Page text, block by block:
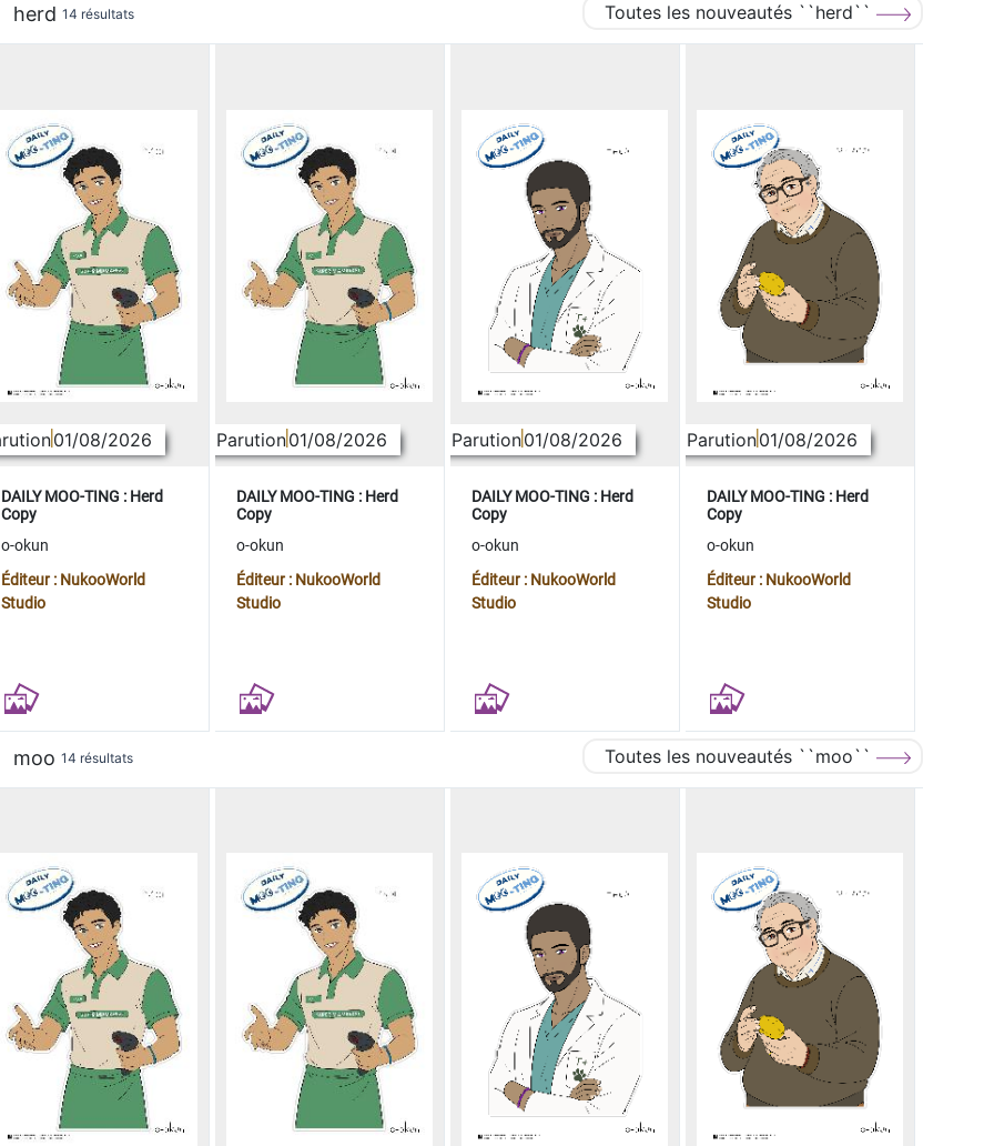
herd 14 résultats Toutes les nouveautés ``herd``
01/08/2026
DAILY MOO-TING : Herd
Copy
o-okun
Éditeur : NukooWorld
Studio
Parution01/08/2026
DAILY MOO-TING : Herd
Copy
o-okun
Éditeur : NukooWorld
Studio
Parution01/08/2026
DAILY MOO-TING : Herd
Copy
o-okun
Éditeur : NukooWorld
Studio
Parution01/08/2026
DAILY MOO-TING : Herd
Copy
o-okun
Éditeur : NukooWorld
Studio
moo 14 résultats Toutes les nouveautés ``moo``